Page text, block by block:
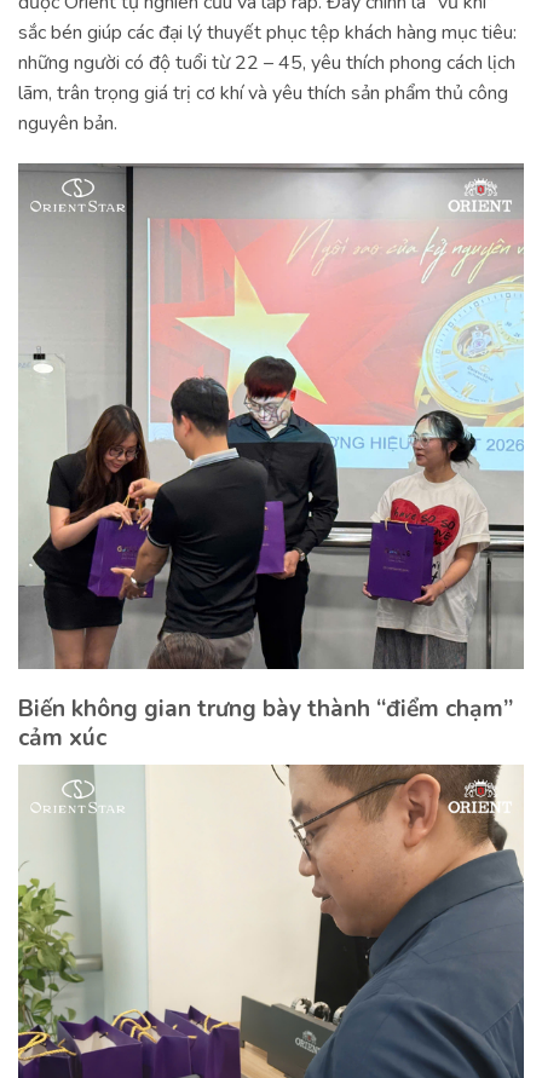
sắc bén giúp các đại lý thuyết phục tệp khách hàng mục tiêu:
những người có độ tuổi từ 22 – 45, yêu thích phong cách lịch
lãm, trân trọng giá trị cơ khí và yêu thích sản phẩm thủ công
nguyên bản.
Biến không gian trưng bày thành “điểm chạm”
cảm xúc